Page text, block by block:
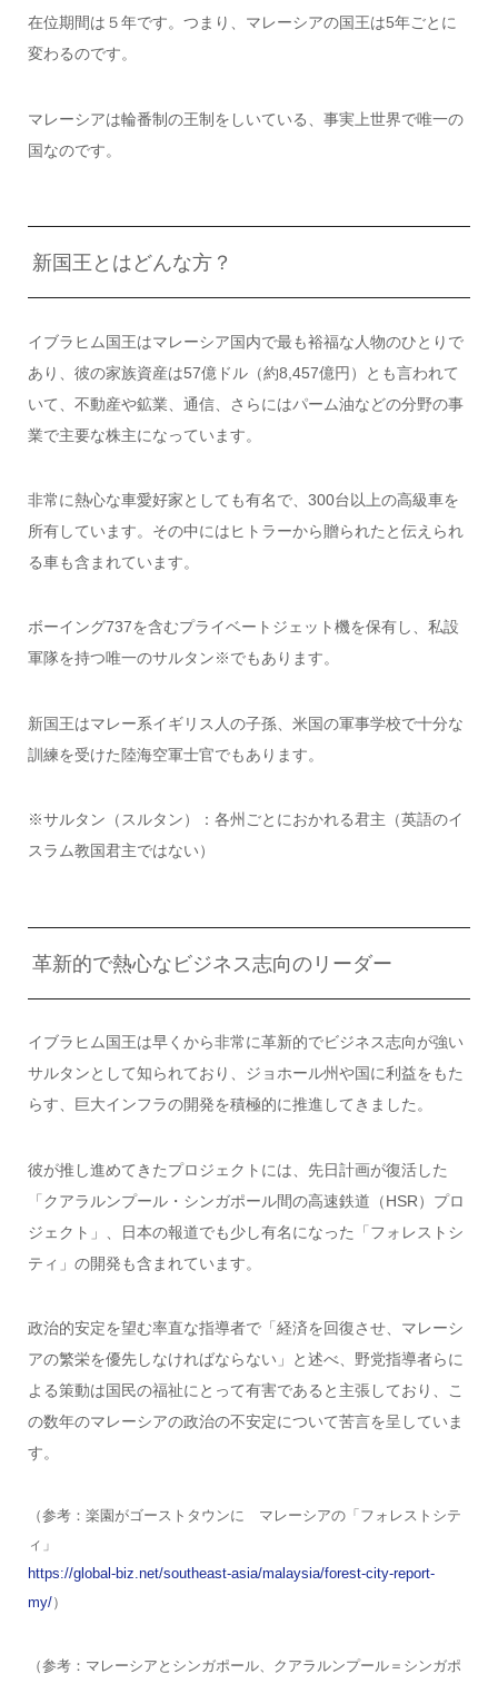
在位期間は５年です。つまり、マレーシアの国王は5年ごとに
変わるのです。
マレーシアは輪番制の王制をしいている、事実上世界で唯一の
国なのです。
新国王とはどんな方？
イブラヒム国王はマレーシア国内で最も裕福な人物のひとりで
あり、彼の家族資産は57億ドル（約8,457億円）とも言われて
いて、不動産や鉱業、通信、さらにはパーム油などの分野の事
業で主要な株主になっています。
非常に熱心な車愛好家としても有名で、300台以上の高級車を
所有しています。その中にはヒトラーから贈られたと伝えられ
る車も含まれています。
ボーイング737を含むプライベートジェット機を保有し、私設
軍隊を持つ唯一のサルタン※でもあります。
新国王はマレー系イギリス人の子孫、米国の軍事学校で十分な
訓練を受けた陸海空軍士官でもあります。
※サルタン（スルタン）：各州ごとにおかれる君主（英語のイ
スラム教国君主ではない）
革新的で熱心なビジネス志向のリーダー
イブラヒム国王は早くから非常に革新的でビジネス志向が強い
サルタンとして知られており、ジョホール州や国に利益をもた
らす、巨大インフラの開発を積極的に推進してきました。
彼が推し進めてきたプロジェクトには、先日計画が復活した
「クアラルンプール・シンガポール間の高速鉄道（HSR）プロ
ジェクト」、日本の報道でも少し有名になった「フォレストシ
ティ」の開発も含まれています。
政治的安定を望む率直な指導者で「経済を回復させ、マレーシ
アの繁栄を優先しなければならない」と述べ、野党指導者らに
よる策動は国民の福祉にとって有害であると主張しており、こ
の数年のマレーシアの政治の不安定について苦言を呈していま
す。
（参考：楽園がゴーストタウンに マレーシアの「フォレストシテ
ィ」
https://global-biz.net/southeast-asia/malaysia/forest-city-report-
my/）
（参考：マレーシアとシンガポール、クアラルンプール＝シンガポ